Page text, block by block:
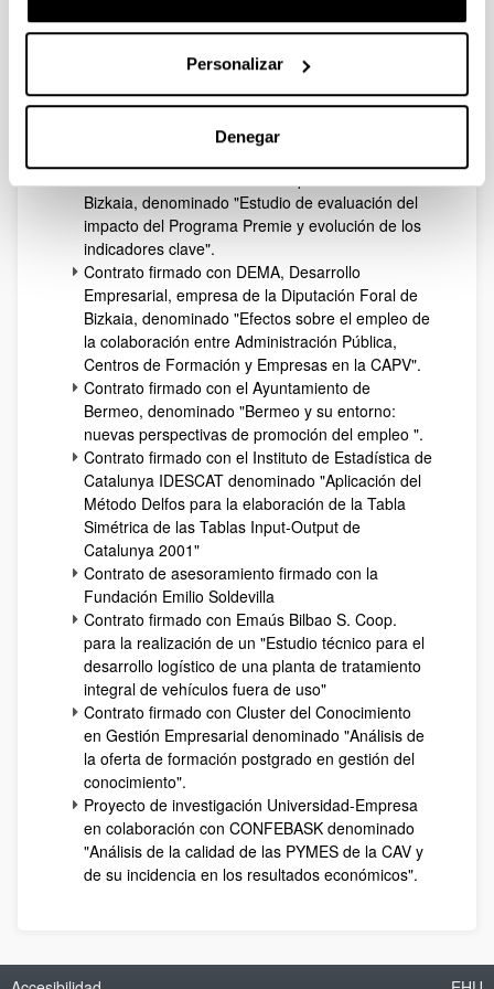
Personalizar
Denegar
Formación".
Contrato firmado con el Departamento de
Promoción Económica de la Diputación Foral de
elaboración de un informe de actividad
empresarial en Bizkaia".
Bizkaia, denominado "Estudio de evaluación del
impacto del Programa Premie y evolución de los
indicadores clave".
Contrato firmado con DEMA, Desarrollo
Empresarial, empresa de la Diputación Foral de
Bizkaia, denominado "Efectos sobre el empleo de
la colaboración entre Administración Pública,
Centros de Formación y Empresas en la CAPV".
Contrato firmado con el Ayuntamiento de
Bermeo, denominado "Bermeo y su entorno:
nuevas perspectivas de promoción del empleo ".
Contrato firmado con el Instituto de Estadística de
Catalunya IDESCAT denominado "Aplicación del
Método Delfos para la elaboración de la Tabla
Simétrica de las Tablas Input-Output de
Catalunya 2001"
Contrato de asesoramiento firmado con la
Fundación Emilio Soldevilla
Contrato firmado con Emaús Bilbao S. Coop.
para la realización de un "Estudio técnico para el
desarrollo logístico de una planta de tratamiento
integral de vehículos fuera de uso"
Contrato firmado con Cluster del Conocimiento
en Gestión Empresarial denominado "Análisis de
la oferta de formación postgrado en gestión del
conocimiento".
Proyecto de investigación Universidad-Empresa
en colaboración con CONFEBASK denominado
"Análisis de la calidad de las PYMES de la CAV y
de su incidencia en los resultados económicos".